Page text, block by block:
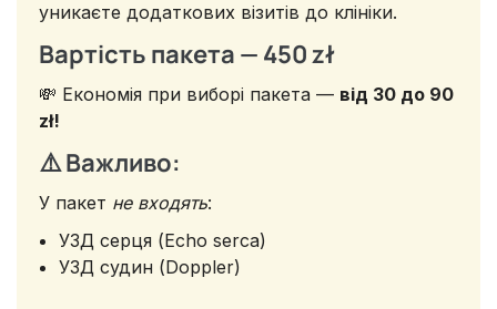
уникаєте додаткових візитів до клініки.
Вартість пакета — 450 zł
💸 Економія при виборі пакета — від 30 до 90
zł!
⚠️ Важливо:
У пакет не входять:
УЗД серця (Echo serca)
УЗД судин (Doppler)